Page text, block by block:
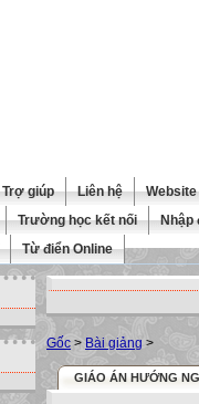
Trợ giúp Liên hệ
Trường học kết nối
Nhập
Từ điển Online
Gốc > Bài giảng >
GIÁO ÁN HƯỚNG